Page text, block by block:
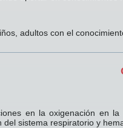
adultos con el
en la oxigenación en
del sistema respiratorio y